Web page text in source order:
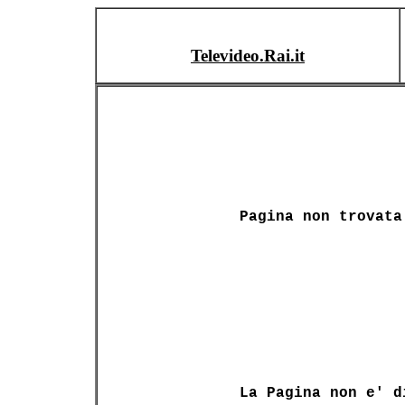
Televideo.Rai.it
Pagina non trovata
La Pagina non e'